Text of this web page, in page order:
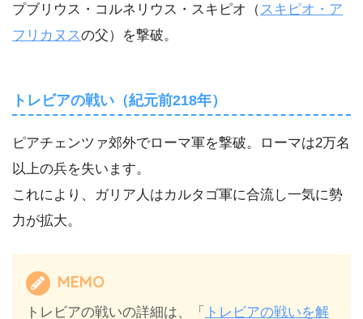
プブリウス・コルネリウス・スキピオ（ スキピオ・ア
フリカヌスの父）を撃破。
トレビアの戦い（紀元前218年）
ピアチェンツァ郊外でローマ軍を撃破。ローマは2万名
以上の兵を失います。
これにより、ガリア人はカルタゴ軍に合流し一気に勢
力が拡大。
MEMO
トレビアの戦いの詳細は、「 トレビアの戦いを解